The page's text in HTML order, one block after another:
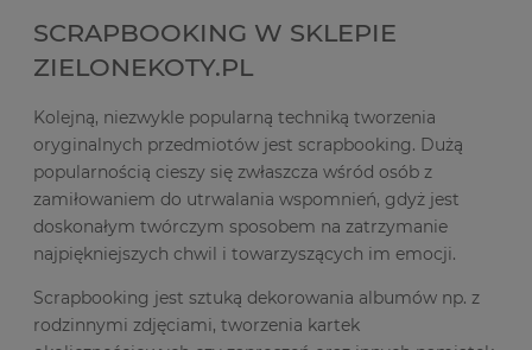
SCRAPBOOKING W SKLEPIE
ZIELONEKOTY.PL
Kolejną, niezwykle popularną techniką tworzenia
oryginalnych przedmiotów jest scrapbooking. Dużą
popularnością cieszy się zwłaszcza wśród osób z
zamiłowaniem do utrwalania wspomnień, gdyż jest
doskonałym twórczym sposobem na zatrzymanie
najpiękniejszych chwil i towarzyszących im emocji.
Scrapbooking jest sztuką dekorowania albumów np. z
rodzinnymi zdjęciami, tworzenia kartek